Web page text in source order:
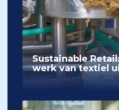
Sustainable
werk van textiel